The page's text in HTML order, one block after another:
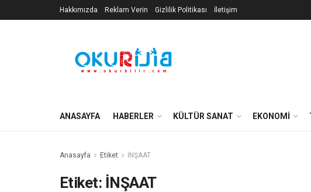
Hakkımızda Reklam Verin Gizlilik Politikası İletişim
ANASAYFA HABERLER KÜLTÜR SANAT EKONOMİ
Anasayfa Etiket İNŞAAT
Etiket: İNŞAAT